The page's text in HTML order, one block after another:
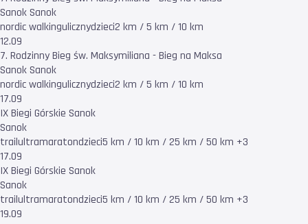
Sanok Sanok
nordic walkingulicznydzieci2 km / 5 km / 10 km
12.09
7. Rodzinny Bieg św. Maksymiliana - Bieg na Maksa
Sanok Sanok
nordic walkingulicznydzieci2 km / 5 km / 10 km
17.09
IX Biegi Górskie Sanok
Sanok
trailultramaratondzieci5 km / 10 km / 25 km / 50 km +3
17.09
IX Biegi Górskie Sanok
Sanok
trailultramaratondzieci5 km / 10 km / 25 km / 50 km +3
19.09